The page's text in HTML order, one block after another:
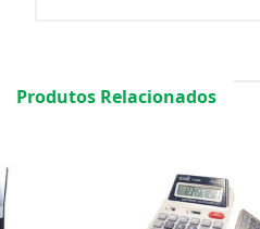
Produtos Relacionados